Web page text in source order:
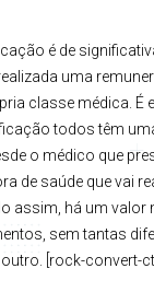
é de
uma
classe médica. É
todos têm
o médico que
de saúde que vai
assim, há um valor
sem tantas
[rock-convert-